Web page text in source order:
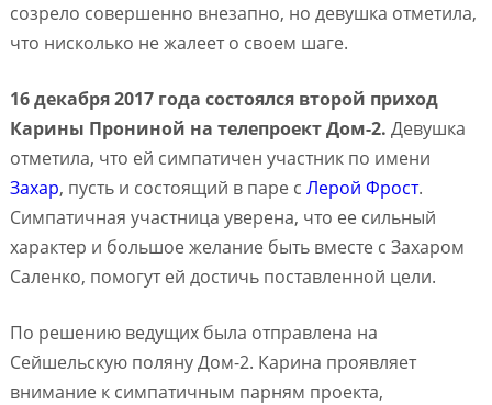
созрело совершенно внезапно, но девушка отметила,
что нисколько не жалеет о своем шаге.
16 декабря 2017 года состоялся второй приход
Карины Прониной на телепроект Дом-2. Девушка
отметила, что ей симпатичен участник по имени
Захар, пусть и состоящий в паре с Лерой Фрост.
Симпатичная участница уверена, что ее сильный
характер и большое желание быть вместе с Захаром
Саленко, помогут ей достичь поставленной цели.
По решению ведущих была отправлена на
Сейшельскую поляну Дом-2. Карина проявляет
внимание к симпатичным парням проекта,